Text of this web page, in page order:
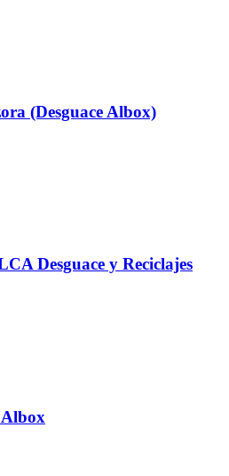
(Desguace Albox)
Desguace y Reciclajes